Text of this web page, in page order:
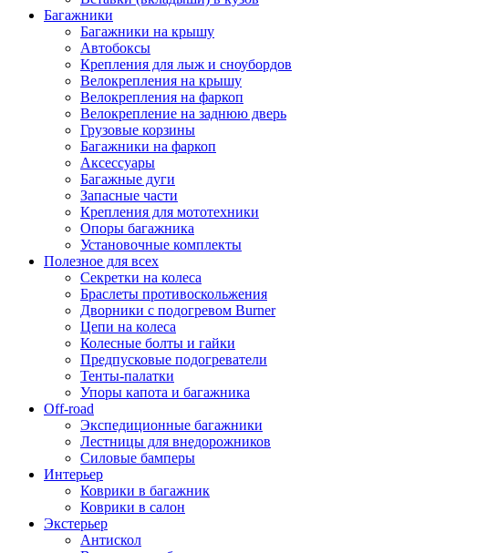
Багажники
Багажники на крышу
Автобоксы
Крепления для лыж и сноубордов
Велокрепления на крышу
Велокрепления на фаркоп
Велокрепление на заднюю дверь
Грузовые корзины
Багажники на фаркоп
Аксессуары
Багажные дуги
Запасные части
Крепления для мототехники
Опоры багажника
Установочные комплекты
Полезное для всех
Секретки на колеса
Браслеты противоскольжения
Дворники с подогревом Burner
Цепи на колеса
Колесные болты и гайки
Предпусковые подогреватели
Тенты-палатки
Упоры капота и багажника
Off-road
Экспедиционные багажники
Лестницы для внедорожников
Силовые бамперы
Интерьер
Коврики в багажник
Коврики в салон
Экстерьер
Антискол